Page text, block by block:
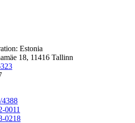
Estonia
18, 11416 Tallinn
0011
0218